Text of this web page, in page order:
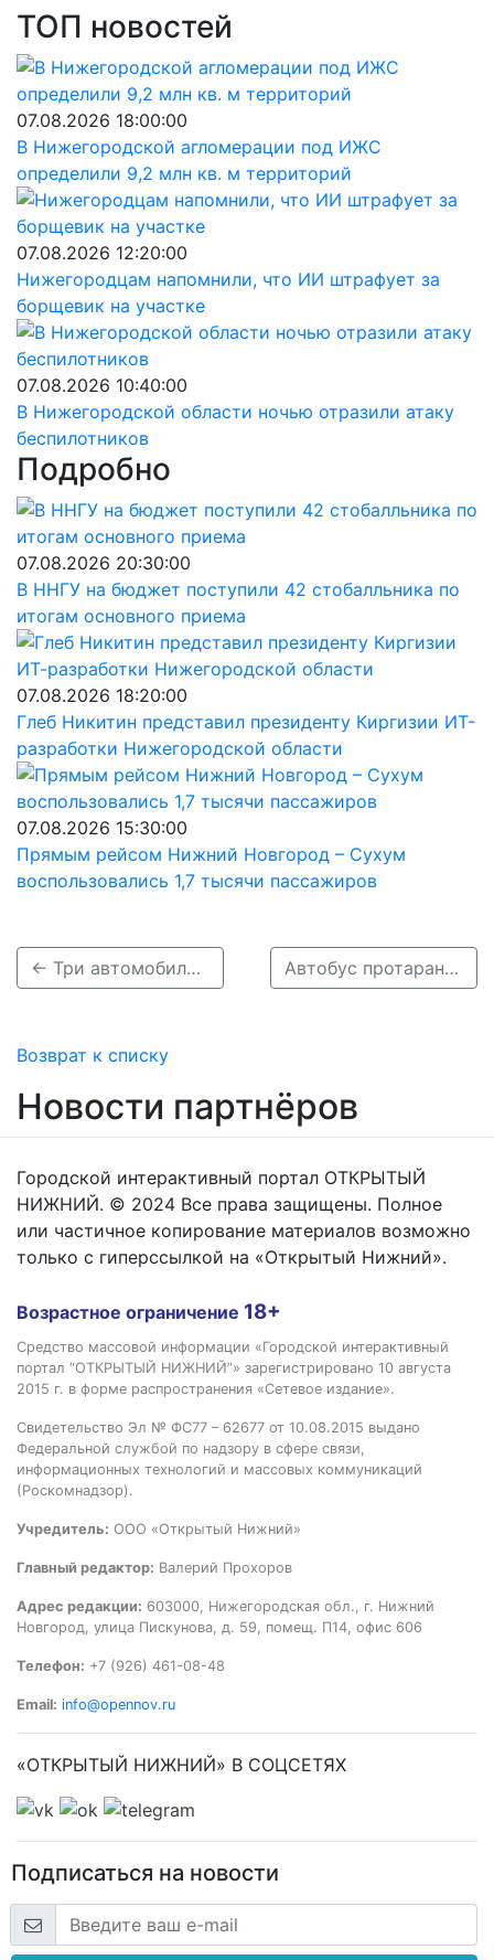
ТОП новостей
07.08.2026 18:00:00
В Нижегородской агломерации под ИЖС
определили 9,2 млн кв. м территорий
07.08.2026 12:20:00
Нижегородцам напомнили, что ИИ штрафует за
борщевик на участке
07.08.2026 10:40:00
В Нижегородской области ночью отразили атаку
беспилотников
Подробно
07.08.2026 20:30:00
В ННГУ на бюджет поступили 42 стобалльника по
итогам основного приема
07.08.2026 18:20:00
Глеб Никитин представил президенту Киргизии ИТ-
разработки Нижегородской области
07.08.2026 15:30:00
Прямым рейсом Нижний Новгород – Сухум
воспользовались 1,7 тысячи пассажиров
← Три автомобиля столкнулись 5 февраля в Краснобаковском районе Автобус протаранил Хонду, проехав на красный свет в Автозаводском районе →
Возврат к списку
Новости партнёров
Городской интерактивный портал ОТКРЫТЫЙ
НИЖНИЙ. © 2024 Все права защищены. Полное
или частичное копирование материалов возможно
только с гиперссылкой на «Открытый Нижний».
Возрастное ограничение 18+
Средство массовой информации «Городской интерактивный
портал “ОТКРЫТЫЙ НИЖНИЙ”» зарегистрировано 10 августа
2015 г. в форме распространения «Сетевое издание».
Свидетельство Эл № ФС77 – 62677 от 10.08.2015 выдано
Федеральной службой по надзору в сфере связи,
информационных технологий и массовых коммуникаций
(Роскомнадзор).
Учредитель: ООО «Открытый Нижний»
Главный редактор: Валерий Прохоров
Адрес редакции: 603000, Нижегородская обл., г. Нижний
Новгород, улица Пискунова, д. 59, помещ. П14, офис 606
Телефон: +7 (926) 461-08-48
Email: info@opennov.ru
«ОТКРЫТЫЙ НИЖНИЙ» В СОЦСЕТЯХ
Подписаться на новости